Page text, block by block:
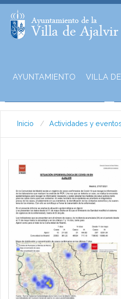
AYUNTAMIENTO VILLA
Inicio Actividades y